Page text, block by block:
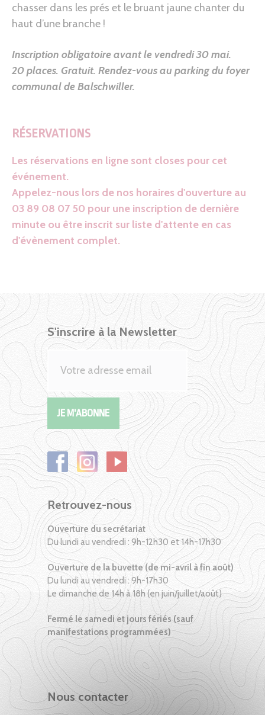
chasser dans les prés et le bruant jaune chanter du
haut d’une branche !
Inscription obligatoire avant le vendredi 30 mai.
20 places. Gratuit. Rendez-vous au parking du foyer
communal de Balschwiller.
RÉSERVATIONS
Les réservations en ligne sont closes pour cet
événement.
Appelez-nous lors de nos horaires d'ouverture au
03 89 08 07 50 pour une inscription de dernière
minute ou être inscrit sur liste d'attente en cas
d'évènement complet.
S'inscrire à la Newsletter
Retrouvez-nous
Ouverture du secrétariat
Du lundi au vendredi : 9h-12h30 et 14h-17h30
Ouverture de la buvette (de mi-avril à fin août)
Du lundi au vendredi : 9h-17h30
Le dimanche de 14h à 18h (en juin/juillet/août)
Fermé le samedi et jours fériés (sauf
manifestations programmées)
Nous contacter